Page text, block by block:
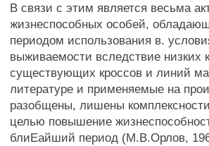
В связи с этим является весьма
жизнеспособных особей,
периодом использования в.
выживаемости вследствие
существующих кроссов и линий
литературе и применяемые на
разобщены, лишены
целью повышение
блиЕайший период (М.В.Орлов,